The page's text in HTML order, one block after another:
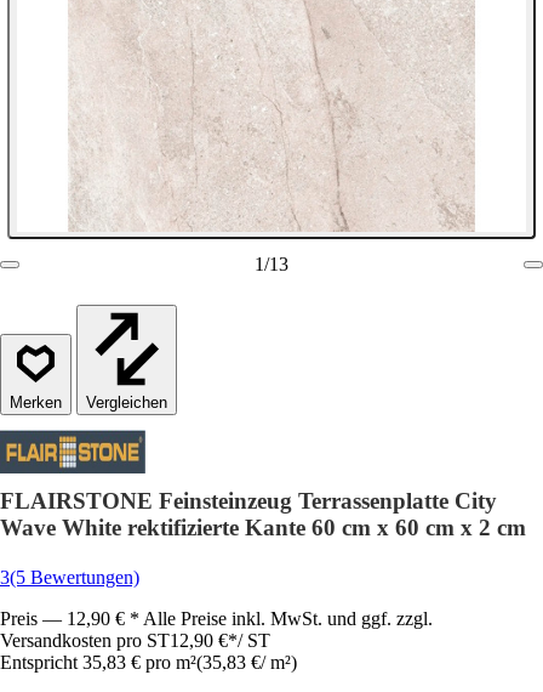
1/13
Vergleichen
FLAIRSTONE Feinsteinzeug Terrassenplatte City
Wave White rektifizierte Kante 60 cm x 60 cm x 2 cm
3(5 Bewertungen)
Preis — 12,90 € * Alle Preise inkl. MwSt. und ggf. zzgl.
Versandkosten pro ST12,90 €*/ ST
Entspricht 35,83 € pro m²(35,83 €/ m²)